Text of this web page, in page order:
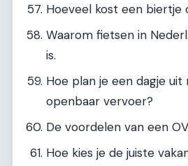
Hoeveel kost een biertje
Waarom fietsen in
is.
Hoe plan je een dagje
openbaar vervoer?
De voordelen van een
Hoe kies je de juiste